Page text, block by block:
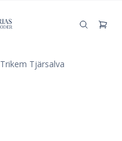
Trikem Tjärsalva